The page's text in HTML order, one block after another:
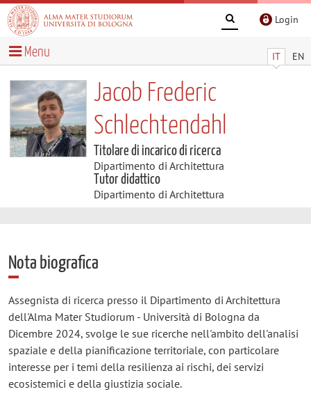
Login
IT EN
Menu
Jacob Frederic
Schlechtendahl
Titolare di incarico di ricerca
Dipartimento di Architettura
Tutor didattico
Dipartimento di Architettura
Nota biografica
Assegnista di ricerca presso il Dipartimento di Architettura
dell'Alma Mater Studiorum - Università di Bologna da
Dicembre 2024, svolge le sue ricerche nell'ambito dell'analisi
spaziale e della pianificazione territoriale, con particolare
interesse per i temi della resilienza ai rischi, dei servizi
ecosistemici e della giustizia sociale.